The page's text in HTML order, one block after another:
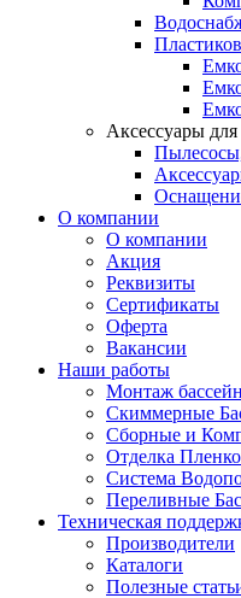
Аксессуары для
О компании
О компании
Акция
Реквизиты
Сертификаты
Оферта
Вакансии
Наши работы
Монтаж
Скиммерные
Сборные и
Отделка
Система
Переливные
Техническая
Производители
Каталоги
Полезные